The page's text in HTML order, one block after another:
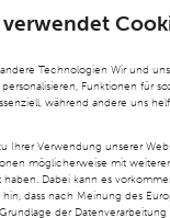
Technologien Wir und
Funktionen für
während andere uns
Verwendung unserer
möglicherweise mit
Dabei kann es
dass nach Meinung des
der
je